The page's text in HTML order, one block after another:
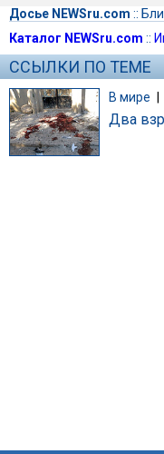
Досье NEWSru.com ::
Каталог NEWSru.com ::
ССЫЛКИ ПО ТЕМЕ
В мире |
Два